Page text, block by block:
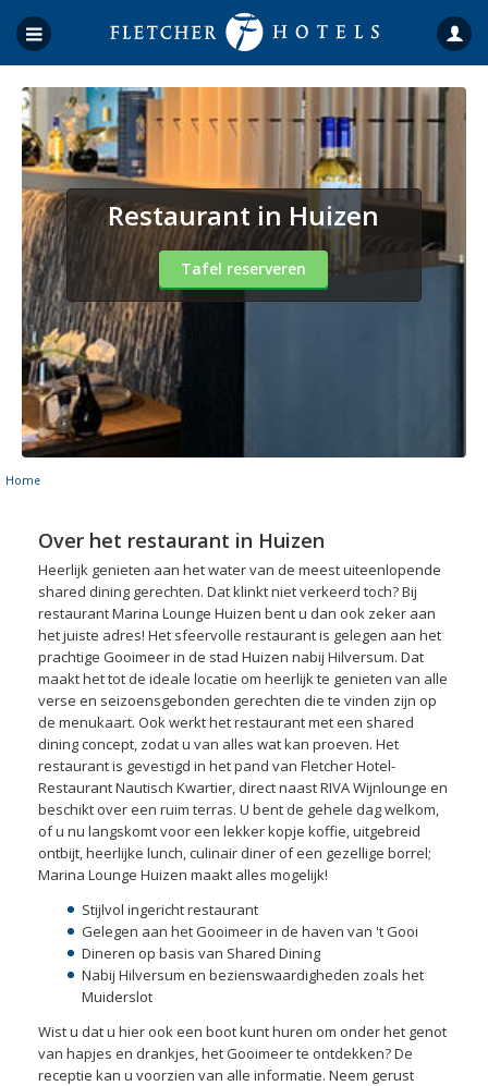
Restaurant in Huizen
Tafel reserveren
Home
Over het restaurant in Huizen
Heerlijk genieten aan het water van de meest uiteenlopende
shared dining gerechten. Dat klinkt niet verkeerd toch? Bij
restaurant Marina Lounge Huizen bent u dan ook zeker aan
het juiste adres! Het sfeervolle restaurant is gelegen aan het
prachtige Gooimeer in de stad Huizen nabij Hilversum. Dat
maakt het tot de ideale locatie om heerlijk te genieten van alle
verse en seizoensgebonden gerechten die te vinden zijn op
de menukaart. Ook werkt het restaurant met een shared
dining concept, zodat u van alles wat kan proeven. Het
restaurant is gevestigd in het pand van Fletcher Hotel-
Restaurant Nautisch Kwartier, direct naast RIVA Wijnlounge en
beschikt over een ruim terras. U bent de gehele dag welkom,
of u nu langskomt voor een lekker kopje koffie, uitgebreid
ontbijt, heerlijke lunch, culinair diner of een gezellige borrel;
Marina Lounge Huizen maakt alles mogelijk!
Stijlvol ingericht restaurant
Gelegen aan het Gooimeer in de haven van 't Gooi
Dineren op basis van Shared Dining
Nabij Hilversum en bezienswaardigheden zoals het
Muiderslot
Wist u dat u hier ook een boot kunt huren om onder het genot
van hapjes en drankjes, het Gooimeer te ontdekken? De
receptie kan u voorzien van alle informatie. Neem gerust